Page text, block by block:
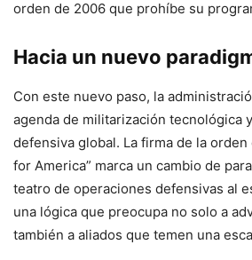
orden de 2006 que prohíbe su
Hacia un nuevo
Con este nuevo paso, la
agenda de militarización tecnológica
defensiva global. La firma de la orden
for America” marca un cambio de
teatro de operaciones defensivas al
una lógica que preocupa no solo a
también a aliados que temen una